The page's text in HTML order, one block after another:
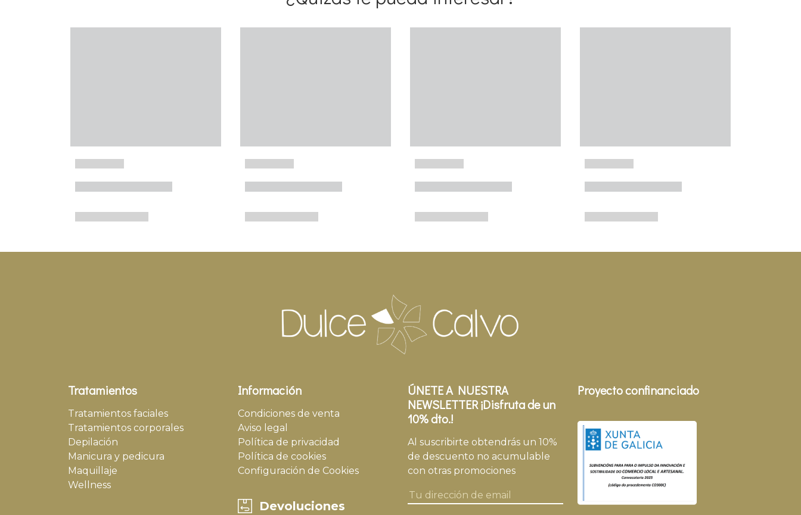
Tratamientos
Tratamientos faciales
Tratamientos corporales
Depilación
Manicura y pedicura
Maquillaje
Wellness
Información
Condiciones de venta
Aviso legal
Política de privacidad
Política de cookies
Configuración de Cookies
Devoluciones
ÚNETE A NUESTRA
NEWSLETTER ¡Disfruta de un
10% dto.!
Al suscribirte obtendrás un 10%
de descuento no acumulable
con otras promociones
Proyecto confinanciado